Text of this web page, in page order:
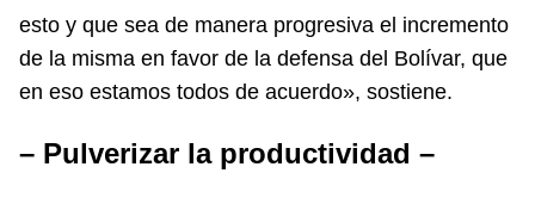
esto y que sea de manera progresiva el incremento
de la misma en favor de la defensa del Bolívar, que
en eso estamos todos de acuerdo», sostiene.
– Pulverizar la productividad –